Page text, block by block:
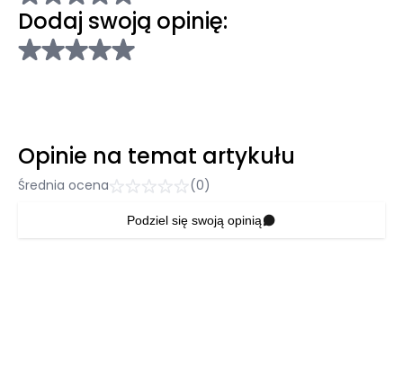
Dodaj swoją opinię:
Opinie na temat artykułu
Średnia ocena (0)
Podziel się swoją opinią